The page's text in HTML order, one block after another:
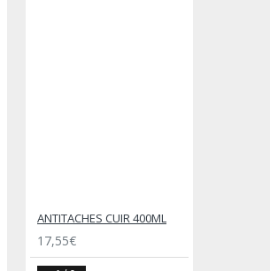
ANTITACHES CUIR 400ML
17,55€